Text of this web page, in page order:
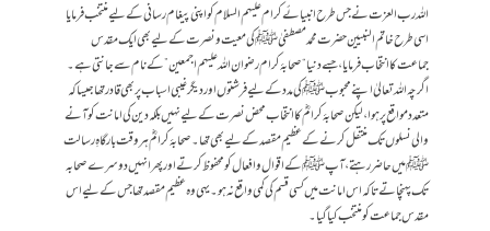
اللہ رب العزت نے جس طرح انبیائے کرام علیہم السلام کو اپنی پیغام رسانی کے لیے منتخب فرمایا
اسی طرح خاتم النبیین حضرت محمد مصطفیٰ ﷺ کی معیت و نصرت کے لیے بھی ایک مقدس
جماعت کا انتخاب فرمایا، جسے دنیا “صحابۂ کرام رضوان اللہ علیہم اجمعین” کے نام سے جانتی ہے۔
اگرچہ اللہ تعالیٰ اپنے محبوب ﷺ کی مدد کے لیے فرشتوں اور دیگر غیبی اسباب پر بھی قادر تھا جیسا کہ
متعدد مواقع پر ہوا، لیکن صحابۂ کرامؓ کا انتخاب محض نصرت کے لیے نہیں بلکہ دین کی امانت کو آنے
والی نسلوں تک منتقل کرنے کے عظیم مقصد کے لیے بھی تھا۔ صحابۂ کرامؓ ہر وقت بارگاہِ رسالت
ﷺ میں حاضر رہتے، آپ ﷺ کے اقوال و افعال کو محفوظ کرتے اور پھر انہیں دوسرے صحابہ
تک پہنچاتے تاکہ اس امانت میں کسی قسم کی کمی واقع نہ ہو۔ یہی وہ عظیم مقصد تھا جس کے لیے اس
مقدس جماعت کو منتخب کیا گیا۔